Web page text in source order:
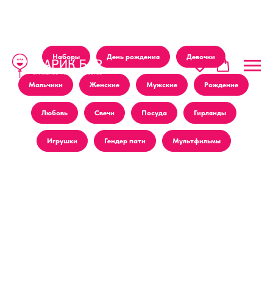
Наборы День рождения Девочки
Мальчики Женские Мужские Рождение
Любовь Свечи Посуда Гирлянды
Игрушки Гендер пати Мультфильмы